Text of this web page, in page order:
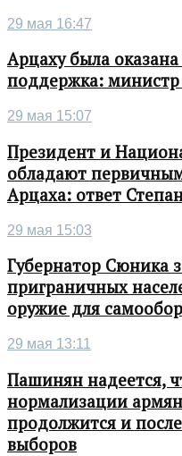
29 мая 16:47
Арцаху была
поддержка:
29 мая 15:07
Президент и
обладают
Арцаха: ответ
29 мая 15:03
Губернатор Сюника
приграничных
оружие для
29 мая 13:11
Пашинян надеется,
нормализации
продолжится и
выборов